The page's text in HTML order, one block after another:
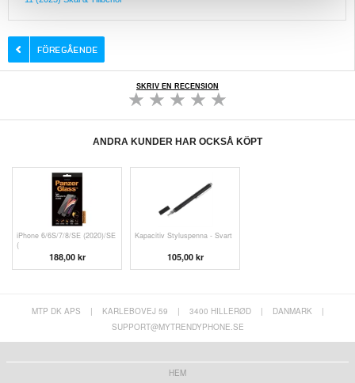
SKRIV EN RECENSION
ANDRA KUNDER HAR OCKSÅ KÖPT
iPhone 6/6S/7/8/SE (2020)/SE
(
188,00 kr
Kapacitiv Styluspenna - Svart
105,00 kr
MTP DK APS | KARLEBOVEJ 59 | 3400 HILLERØD | DANMARK
|
SUPPORT@MYTRENDYPHONE.SE
HEM